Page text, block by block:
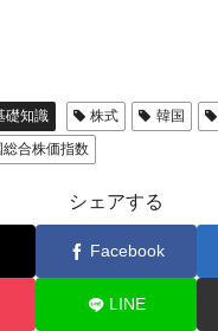
礎知識 株式 韓国
総合株価指数
シェアする
Facebook
LINE